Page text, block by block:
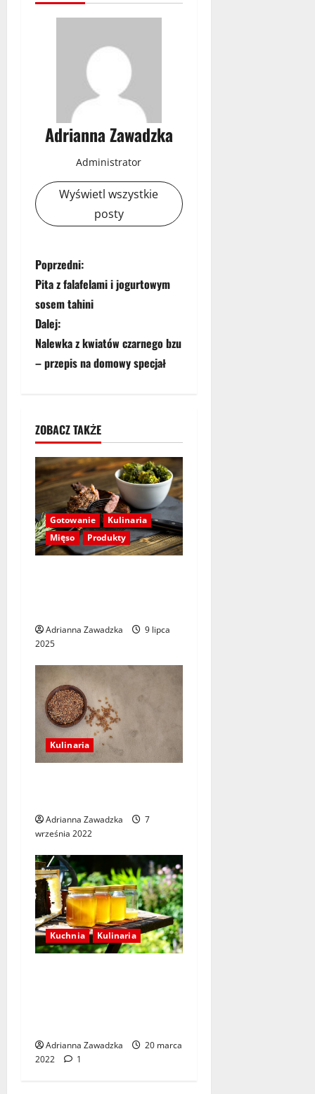
Adrianna Zawadzka
Administrator
Wyświetl wszystkie
posty
Z
o
b
a
w
p
i
s
y
Poprzedni:
Pita z falafelami i jogurtowym
sosem tahini
Dalej:
Nalewka z kwiatów czarnego bzu
– przepis na domowy specjał
ZOBACZ TAKŻE
Gotowanie
Kulinaria
Mięso
Produkty
Adrianna Zawadzka
9 lipca
2025
Kulinaria
Adrianna Zawadzka
7
września 2022
Kuchnia Kulinaria
Adrianna Zawadzka
20 marca
2022
1